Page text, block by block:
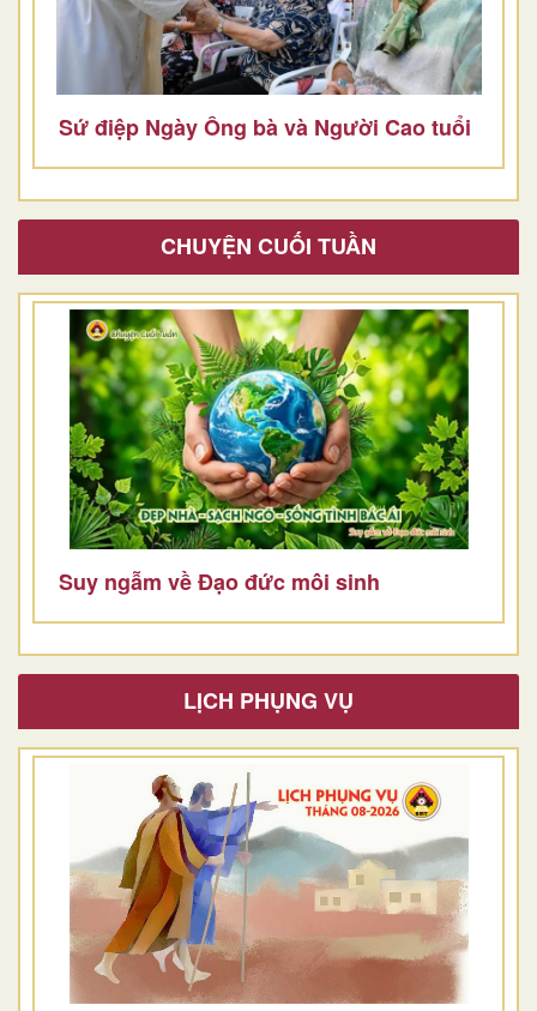
Sứ điệp Ngày Ông bà và Người Cao tuổi
CHUYỆN CUỐI TUẦN
Suy ngẫm về Đạo đức môi sinh
LỊCH PHỤNG VỤ